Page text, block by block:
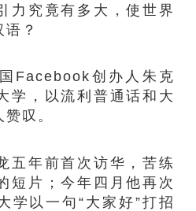
究竟有多大，使世界
？
创办人朱克
学，以流利普通话和大
叹。
年前首次访华，苦练
短片；今年四月他再次
学以一句“大家好”打招